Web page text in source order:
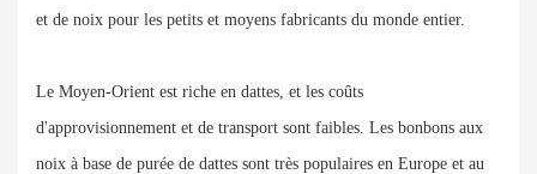
et de noix pour les petits et moyens fabricants du monde entier.
Le Moyen-Orient est riche en dattes, et les coûts
d'approvisionnement et de transport sont faibles. Les bonbons aux
noix à base de purée de dattes sont très populaires en Europe et au